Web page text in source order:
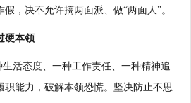
，决不允许搞两面派、做“两面人”。
本领
态度、一种工作责任、一种精神追
职能力，破解本领恐慌。坚决防止不思